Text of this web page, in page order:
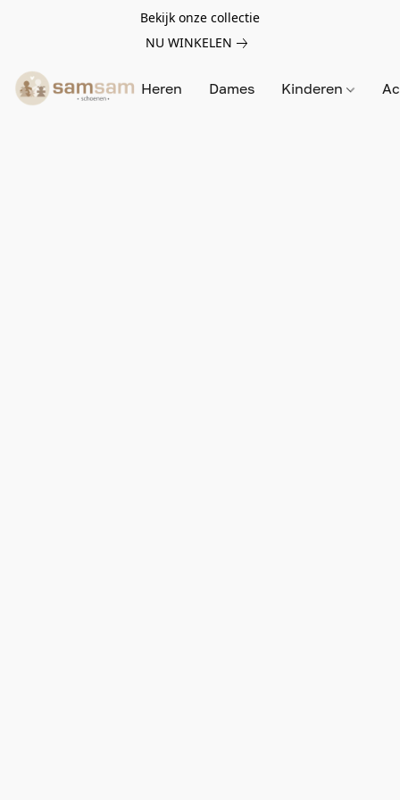
Bekijk onze collectie
NU WINKELEN
Heren Dames Kinderen